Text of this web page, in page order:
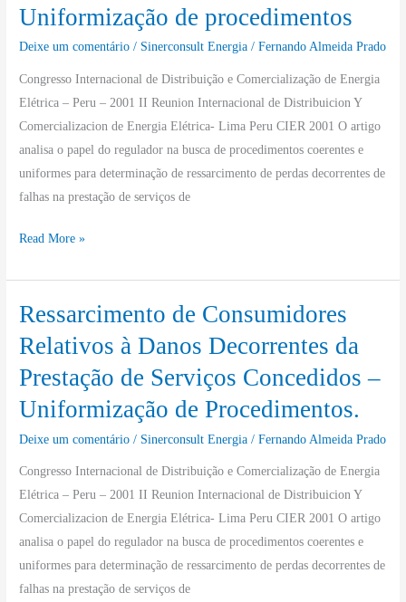
Uniformização de procedimentos
Deixe um comentário / Sinerconsult Energia /Fernando Almeida Prado
Congresso Internacional de Distribuição e Comercialização de Energia
Elétrica – Peru – 2001 II Reunion Internacional de Distribuicion Y
Comercializacion de Energia Elétrica- Lima Peru CIER 2001 O artigo
analisa o papel do regulador na busca de procedimentos coerentes e
uniformes para determinação de ressarcimento de perdas decorrentes de
falhas na prestação de serviços de
a
da
prestação
de
serviços
concedidos-
Uniformização
procedimentos
Read More »
Ressarcimento de Consumidores
Relativos à Danos Decorrentes da
Prestação de Serviços Concedidos –
Uniformização de Procedimentos.
Deixe um comentário / Sinerconsult Energia /Fernando Almeida Prado
Congresso Internacional de Distribuição e Comercialização de Energia
Elétrica – Peru – 2001 II Reunion Internacional de Distribuicion Y
Comercializacion de Energia Elétrica- Lima Peru CIER 2001 O artigo
analisa o papel do regulador na busca de procedimentos coerentes e
uniformes para determinação de ressarcimento de perdas decorrentes de
falhas na prestação de serviços de
Ressarcimento
Consumidores
Relativos
à
da
Prestação
de
Serviços
Concedidos
–